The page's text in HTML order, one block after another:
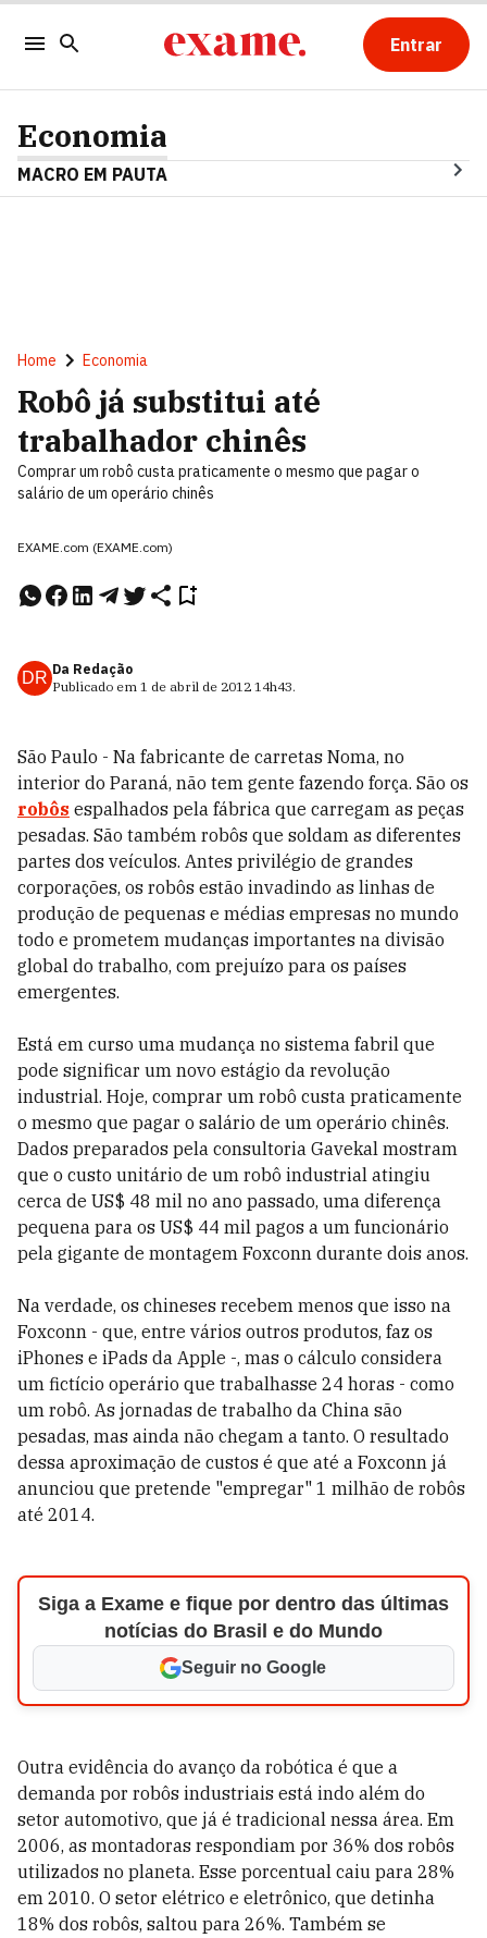
Entrar
Economia
MACRO EM PAUTA
Home Economia
Robô já substitui até
trabalhador chinês
Comprar um robô custa praticamente o mesmo que pagar o
salário de um operário chinês
EXAME.com (EXAME.com)
DR Da Redação
Publicado em 1 de abril de 2012 14h43.
São Paulo - Na fabricante de carretas Noma, no
interior do Paraná, não tem gente fazendo força. São os
robôs espalhados pela fábrica que carregam as peças
pesadas. São também robôs que soldam as diferentes
partes dos veículos. Antes privilégio de grandes
corporações, os robôs estão invadindo as linhas de
produção de pequenas e médias empresas no mundo
todo e prometem mudanças importantes na divisão
global do trabalho, com prejuízo para os países
emergentes.
Está em curso uma mudança no sistema fabril que
pode significar um novo estágio da revolução
industrial. Hoje, comprar um robô custa praticamente
o mesmo que pagar o salário de um operário chinês.
Dados preparados pela consultoria Gavekal mostram
que o custo unitário de um robô industrial atingiu
cerca de US$ 48 mil no ano passado, uma diferença
pequena para os US$ 44 mil pagos a um funcionário
pela gigante de montagem Foxconn durante dois anos.
Na verdade, os chineses recebem menos que isso na
Foxconn - que, entre vários outros produtos, faz os
iPhones e iPads da Apple -, mas o cálculo considera
um fictício operário que trabalhasse 24 horas - como
um robô. As jornadas de trabalho da China são
pesadas, mas ainda não chegam a tanto. O resultado
dessa aproximação de custos é que até a Foxconn já
anunciou que pretende "empregar" 1 milhão de robôs
até 2014.
Siga a Exame e fique por dentro das últimas
notícias do Brasil e do Mundo
Seguir no Google
Outra evidência do avanço da robótica é que a
demanda por robôs industriais está indo além do
setor automotivo, que já é tradicional nessa área. Em
2006, as montadoras respondiam por 36% dos robôs
utilizados no planeta. Esse porcentual caiu para 28%
em 2010. O setor elétrico e eletrônico, que detinha
18% dos robôs, saltou para 26%. Também se